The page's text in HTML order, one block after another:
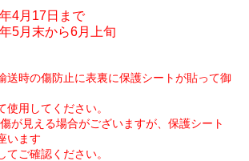
4月17日まで
5月末から6月上旬
送時の傷防止に表裏に保護シートが貼って御
用してください。
が見える場合がございますが、保護シート
います
ご確認ください。